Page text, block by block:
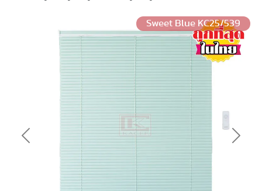
Sweet Blue KC25/539
Previous Next